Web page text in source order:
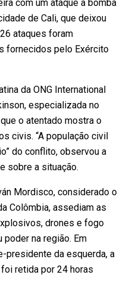
com um ataque a bomba
de Cali, que deixou
ataques foram
fornecidos pelo Exército
da ONG International
especializada no
o atentado mostra o
civis. “A população civil
do conflito, observou a
sobre a situação.
Mordisco, considerado o
Colômbia, assediam as
drones e fogo
na região. Em
presidente da esquerda, a
retida por 24 horas